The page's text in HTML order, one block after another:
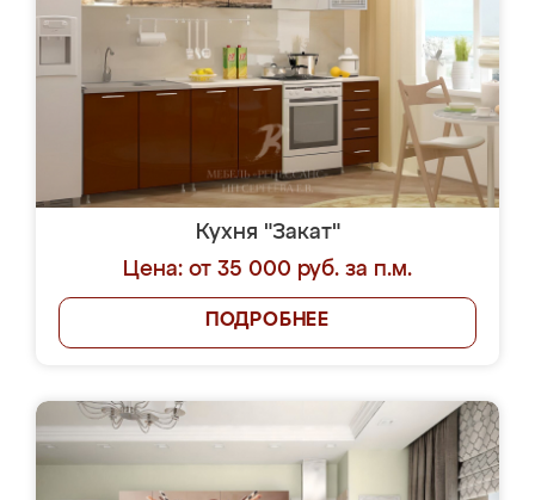
Кухня "Закат"
Цена: от 35 000 руб. за п.м.
ПОДРОБНЕЕ